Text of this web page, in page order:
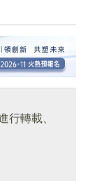
行轉載、